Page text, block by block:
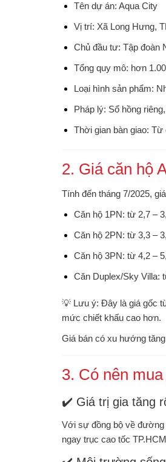
Tên dự án: Aqua City
Vị trí: Xã Long Hưng,
Chủ đầu tư: Tập đoàn
Tổng quy mô: hơn
Loại hình sản phẩm:
Pháp lý: Sổ hồng
Thời gian bàn giao: Từ
2. Giá căn hộ
Tính đến tháng 7/2025,
Căn hộ 1PN: từ 2,7 –
Căn hộ 2PN: từ 3,3 –
Căn hộ 3PN: từ 4,2 –
Căn Duplex/Sky Villa:
💡 Lưu ý: Đây là giá gốc
mức chiết khấu cao hơn.
Giá bán có xu hướng
3. Có nên
✔️ Giá trị gia tăng
Với sự đồng bộ về đường
ngay trục cao tốc